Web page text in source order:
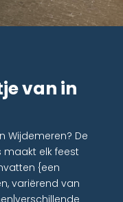
van in
Wijdemeren? De
maakt elk feest
{een
variërend van